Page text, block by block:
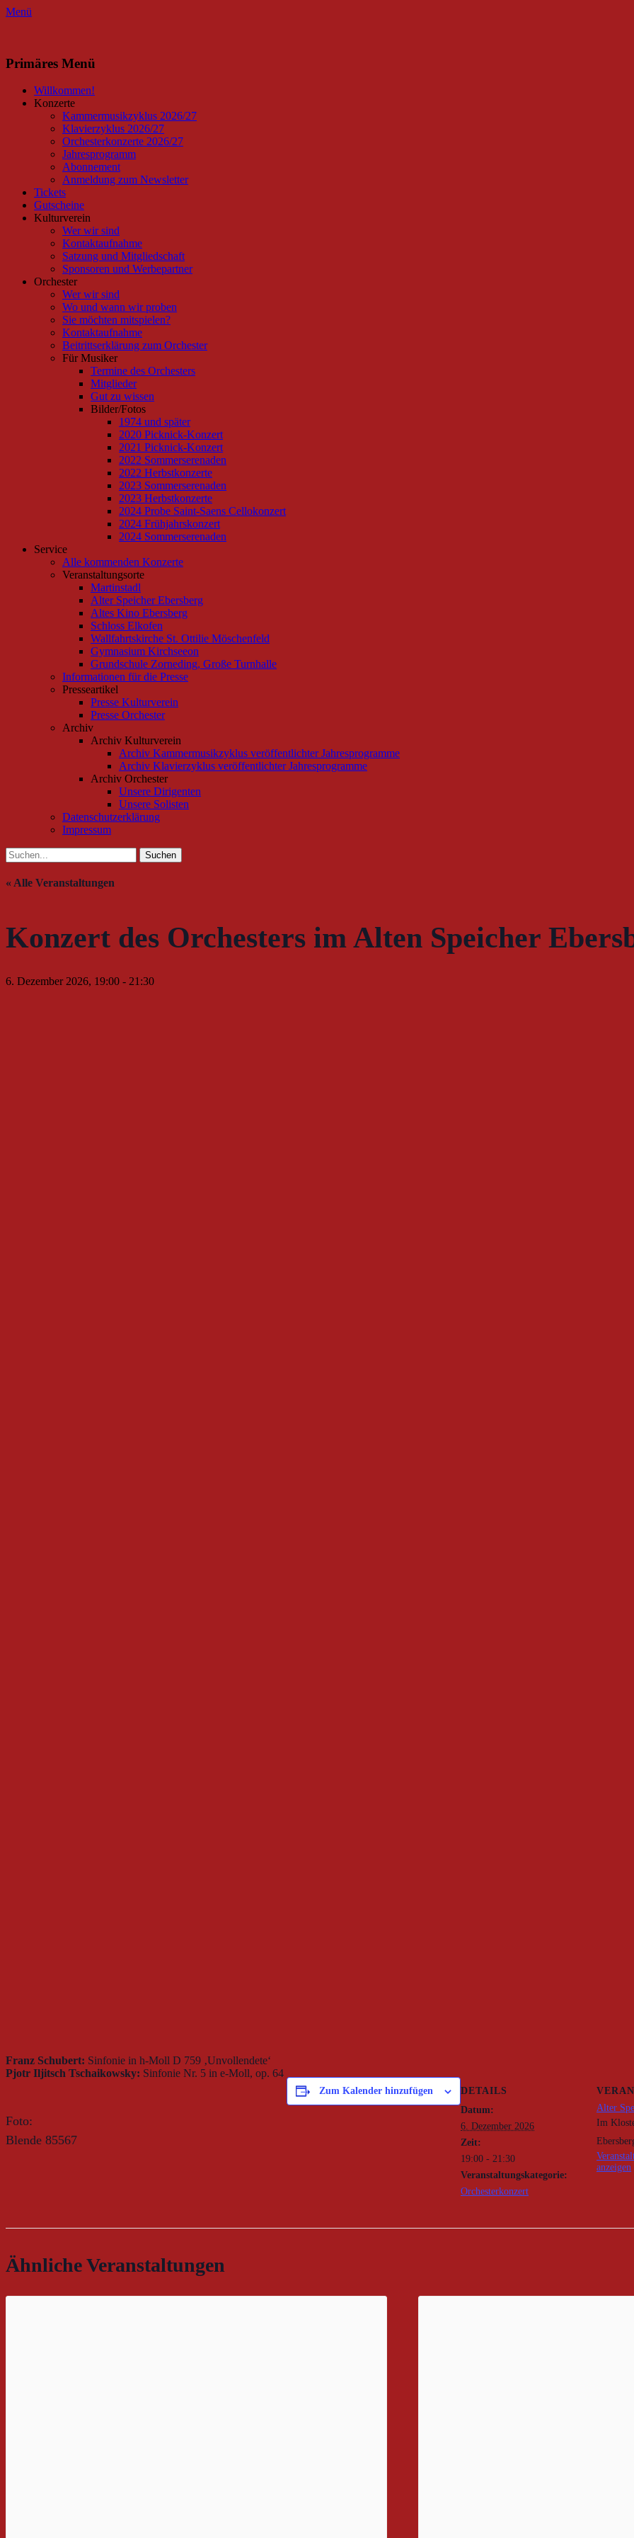
Menü
Primäres Menü
Zum
Inhalt
Willkommen!
Konzerte
Kammermusikzyklus 2026/27
Klavierzyklus 2026/27
Orchesterkonzerte 2026/27
Jahresprogramm
Abonnement
Anmeldung zum Newsletter
Tickets
Gutscheine
Kulturverein
Wer wir sind
Kontaktaufnahme
Satzung und Mitgliedschaft
Sponsoren und Werbepartner
Orchester
Wer wir sind
Wo und wann wir proben
Sie möchten mitspielen?
Kontaktaufnahme
Beitrittserklärung zum Orchester
Für Musiker
Termine des Orchesters
Mitglieder
Gut zu wissen
Bilder/Fotos
1974 und später
2020 Picknick-Konzert
2021 Picknick-Konzert
2022 Sommerserenaden
2022 Herbstkonzerte
2023 Sommerserenaden
2023 Herbstkonzerte
2024 Probe Saint-Saens Cellokonzert
2024 Frühjahrskonzert
2024 Sommerserenaden
Service
Alle kommenden Konzerte
Veranstaltungsorte
Martinstadl
Alter Speicher Ebersberg
Altes Kino Ebersberg
Schloss Elkofen
Wallfahrtskirche St. Ottilie Möschenfeld
Gymnasium Kirchseeon
Grundschule Zorneding, Große Turnhalle
Informationen für die Presse
Presseartikel
Presse Kulturverein
Presse Orchester
Archiv
Archiv Kulturverein
Archiv Kammermusikzyklus veröffentlichter Jahresprogramme
Archiv Klavierzyklus veröffentlichter Jahresprogramme
Archiv Orchester
Unsere Dirigenten
Unsere Solisten
Datenschutzerklärung
Impressum
Suchen
Suchen
nach:
« Alle Veranstaltungen
Konzert des Orchesters im Alten Speicher
6. Dezember 2026, 19:00 - 21:30
Franz Schubert: Sinfonie in h-Moll D 759 ‚Unvollendete‘
Pjotr Iljitsch Tschaikowsky: Sinfonie Nr. 5 in e-Moll, op. 64
Foto:
Blende 85567
Zum Kalender hinzufügen
DETAILS
Datum:
6. Dezember 2026
Zeit:
19:00 - 21:30
Veranstaltungskategorie:
Orchesterkonzert
Alter
Im
anzeigen
Ähnliche Veranstaltungen